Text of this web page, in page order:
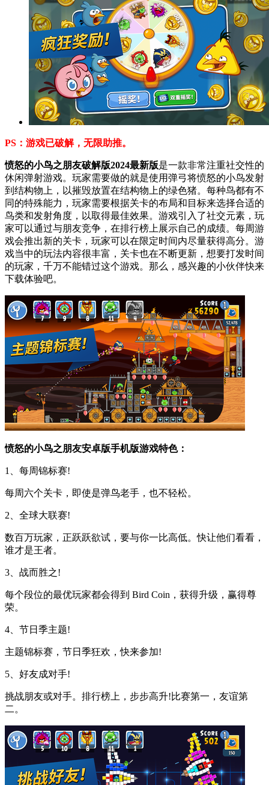
PS：游戏已破解，无限助推。
愤怒的小鸟之朋友破解版2024最新版是一款非常注重社交性的
休闲弹射游戏。玩家需要做的就是使用弹弓将愤怒的小鸟发射
到结构物上，以摧毁放置在结构物上的绿色猪。每种鸟都有不
同的特殊能力，玩家需要根据关卡的布局和目标来选择合适的
鸟类和发射角度，以取得最佳效果。游戏引入了社交元素，玩
家可以通过与朋友竞争，在排行榜上展示自己的成绩。每周游
戏会推出新的关卡，玩家可以在限定时间内尽量获得高分。游
戏当中的玩法内容很丰富，关卡也在不断更新，想要打发时间
的玩家，千万不能错过这个游戏。那么，感兴趣的小伙伴快来
下载体验吧。
愤怒的小鸟之朋友安卓版手机版游戏特色：
1、每周锦标赛!
每周六个关卡，即使是弹鸟老手，也不轻松。
2、全球大联赛!
数百万玩家，正跃跃欲试，要与你一比高低。快让他们看看，
谁才是王者。
3、战而胜之!
每个段位的最优玩家都会得到 Bird Coin，获得升级，赢得尊
荣。
4、节日季主题!
主题锦标赛，节日季狂欢，快来参加!
5、好友成对手!
挑战朋友或对手。排行榜上，步步高升!比赛第一，友谊第
二。